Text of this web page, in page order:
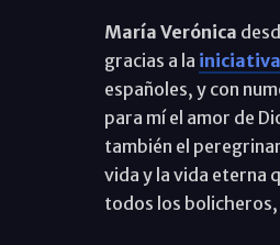
María Verónica
gracias a la
españoles, y con
para mí el amor de
también el
vida y la vida eterna
todos los